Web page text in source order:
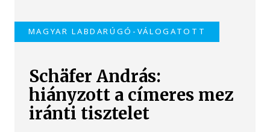
MAGYAR LABDARÚGÓ-VÁLOGATOTT
Schäfer András:
hiányzott a címeres mez
iránti tisztelet